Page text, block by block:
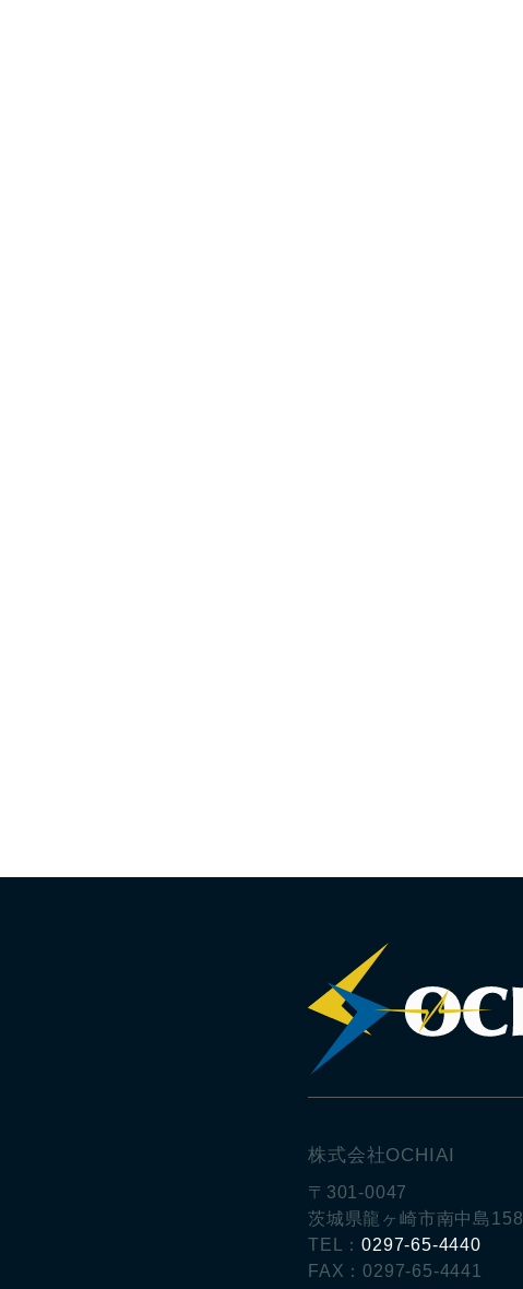
株式会社OCHIAI
〒301-0047
茨城県龍ヶ崎市南中島158
TEL：0297-65-4440
FAX：0297-65-4441